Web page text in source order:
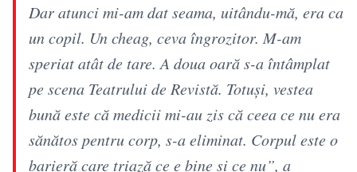
Dar atunci mi-am dat seama, uitându-mă, era ca
un copil. Un cheag, ceva îngrozitor. M-am
speriat atât de tare. A doua oară s-a întâmplat
pe scena Teatrului de Revistă. Totuși, vestea
bună este că medicii mi-au zis că ceea ce nu era
sănătos pentru corp, s-a eliminat. Corpul este o
barieră care triază ce e bine și ce nu”, a